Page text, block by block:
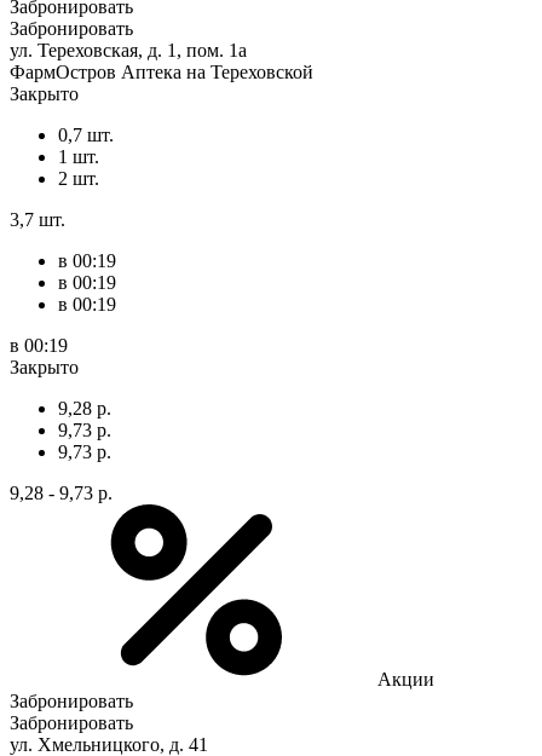
Забронировать
Забронировать
ул. Тереховская, д. 1, пом. 1а
ФармОстров Аптека на Тереховской
Закрыто
0,7 шт.
1 шт.
2 шт.
3,7 шт.
в 00:19
в 00:19
в 00:19
в 00:19
Закрыто
9,28 р.
9,73 р.
9,73 р.
9,28 - 9,73 р.
Акции
Забронировать
Забронировать
ул. Хмельницкого, д. 41